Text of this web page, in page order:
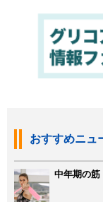
おすすめニュ
中年期の筋